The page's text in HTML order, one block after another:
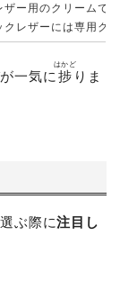
ー用のクリームで
レザーには専用ク
一気に 捗
はかど
りま
ぶ際に注目し